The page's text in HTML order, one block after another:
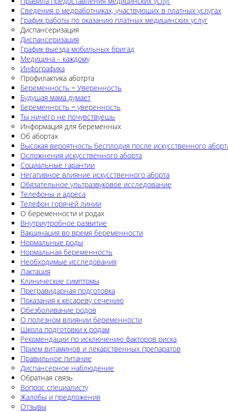
Сведения о медработниках, участвующих в платных услугах
График работы по оказанию платных медицинских услуг
Диспансеризация
Диспансеризация
График выезда мобильных бригад
Медицина – каждому
Инфографика
Профилактика аботрта
Беременность = Уверенность
Будущая мама думает
Беременность = уверенность
Ты ничего не почувствуешь
Информация для беременных
Об абортах
Высокая вероятность бесплодия после искусственного
Осложнения искусственного аборта
Социальные гарантии
Негативное влияние искусственного аборта
Обязательное ультразвуковое исследование
Телефоны и адреса
Телефон горячей линии
О беременности и родах
Внутриутробное развитие
Вакцинация во время беременности
Нормальные роды
Нормальная беременность
Необходимые исследования
Лактация
Клинические симптомы
Прегравидарная подготовка
Показания к кесареву сечению
Обезболивание родов
О полезном влиянии беременности
Школа подготовки к родам
Рекомендации по исключению факторов риска
Прием витаминов и лекарственных препаратов
Правильное питание
Диспансерное наблюдение
Обратная связь
Вопрос специалисту
Жалобы и предложения
Отзывы